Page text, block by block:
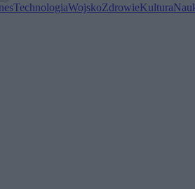
TechnologiaWojskoZdrowieKultura